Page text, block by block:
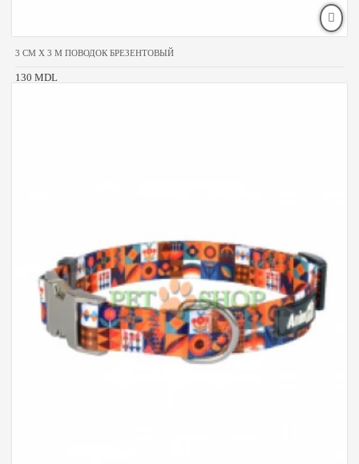
3 CM X 3 M ПОВОДОК БРЕЗЕНТОВЫЙ
130 MDL